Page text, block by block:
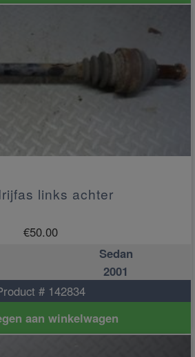
links achter
€50.00
Sedan
2001
# 142834
aan winkelwagen